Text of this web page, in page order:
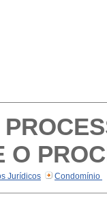
O
Jurídicos Condomínio